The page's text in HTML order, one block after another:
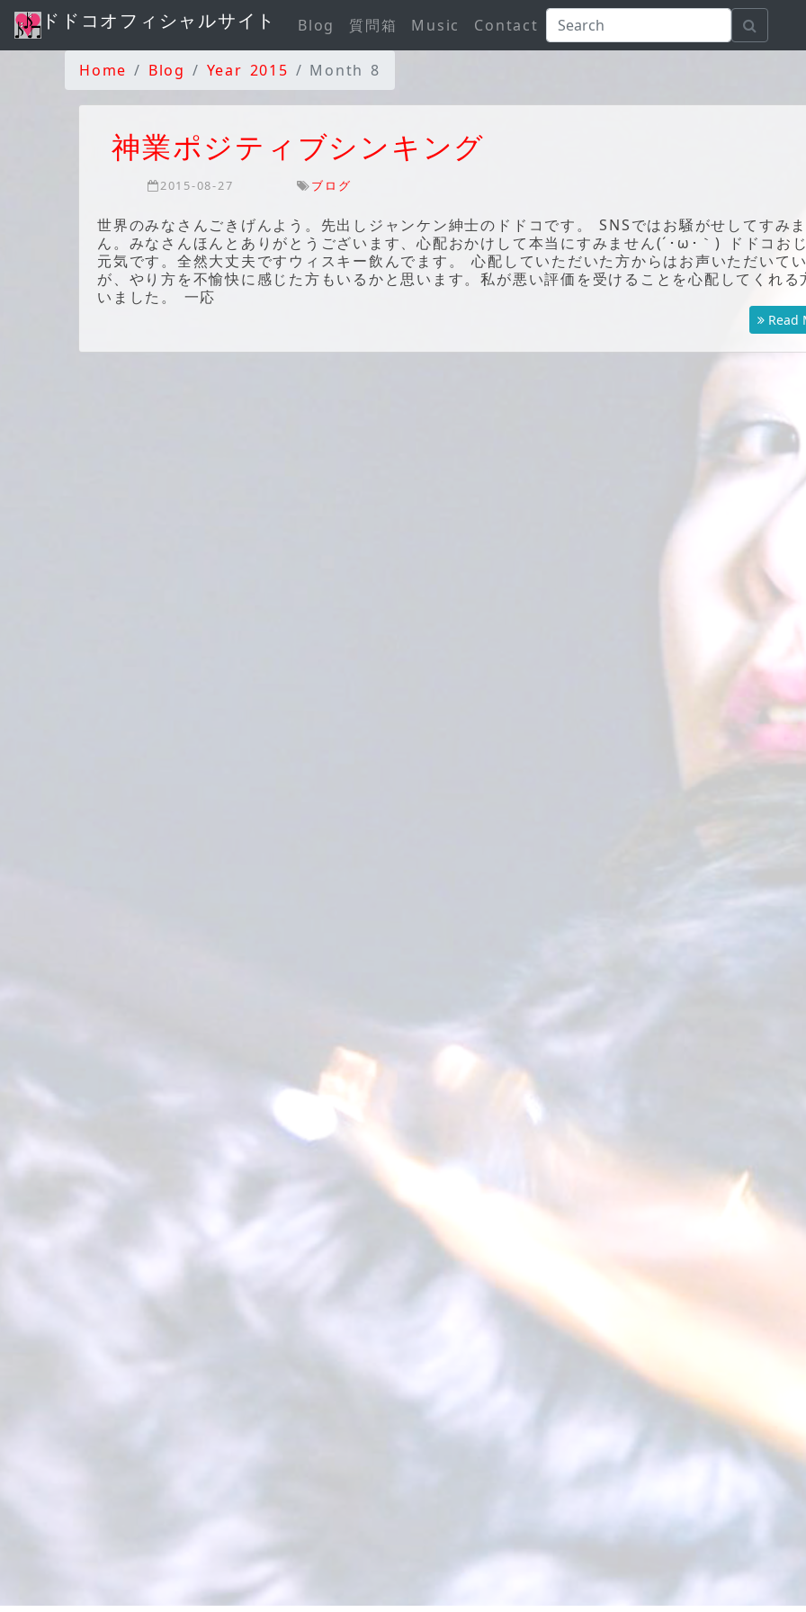
ドドコオフィシャルサイト Blog 質問箱 Music Contact
Home Blog Year 2015 Month 8
神業ポジティブシンキング
2015-08-27 ブログ
世界のみなさんごきげんよう。先出しジャンケン紳士のドドコです。 SNSではお騒がせしてすみ
ん。みなさんほんとありがとうございます、心配おかけして本当にすみません(´･ω･｀) ドドコお
元気です。全然大丈夫ですウィスキー飲んでます。 心配していただいた方からはお声いただいて
が、やり方を不愉快に感じた方もいるかと思います。私が悪い評価を受けることを心配してくれる
いました。 一応
Read